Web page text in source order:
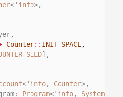
<' info>,
Counter:: INIT_SPACE,
],
<' info, Counter>,
: Program<' info, System